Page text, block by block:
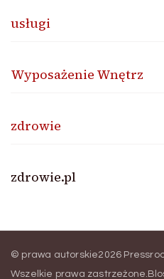
usługi
Wyposażenie Wnętrz
zdrowie
zdrowie.pl
© prawa autorskie2026
Wszelkie prawa zastrzeżone.